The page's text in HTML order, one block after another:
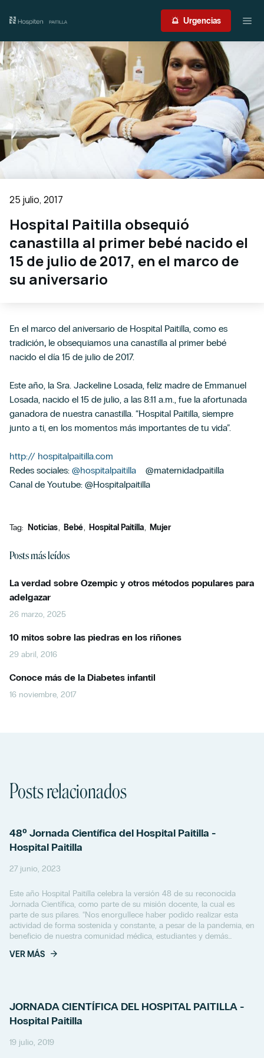
Urgencias
Guía del paciente
Atención médica
Servicios
International Patient
Contacto
Urgencias Portal de resultados
25 julio, 2017
Hospital Paitilla obsequió
canastilla al primer bebé nacido el
15 de julio de 2017, en el marco de
su aniversario
En el marco del aniversario de Hospital Paitilla, como es
tradición, le obsequiamos una canastilla al primer bebé
nacido el día 15 de julio de 2017.
Este año, la Sra. Jackeline Losada, feliz madre de Emmanuel
Losada, nacido el 15 de julio, a las 8:11 a.m., fue la afortunada
ganadora de nuestra canastilla. “Hospital Paitilla, siempre
junto a ti, en los momentos más importantes de tu vida”.
http:// hospitalpaitilla.com
Redes sociales: @hospitalpaitilla @maternidadpaitilla
Canal de Youtube: @Hospitalpaitilla
Tag: Noticias Bebé Hospital Paitilla Mujer
Posts más leídos
La verdad sobre Ozempic y otros métodos populares para
adelgazar
26 marzo, 2025
10 mitos sobre las piedras en los riñones
29 abril, 2016
Conoce más de la Diabetes infantil
16 noviembre, 2017
Posts relacionados
48º Jornada Científica del Hospital Paitilla -
Hospital Paitilla
27 junio, 2023
Este año Hospital Paitilla celebra la versión 48 de su reconocida
Jornada Científica, como parte de su misión docente, la cual es
parte de sus pilares. “Nos enorgullece haber podido realizar esta
actividad de forma sostenida y constante, a pesar de la pandemia, en
beneficio de nuestra comunidad médica, estudiantes y demás
profesiones del universo...
VER MÁS
JORNADA CIENTÍFICA DEL HOSPITAL PAITILLA -
Hospital Paitilla
19 julio, 2019